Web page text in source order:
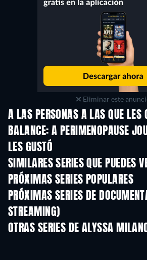
Eliminar este
A LAS PERSONAS A LAS QUE LES
BALANCE: A PERIMENOPAUSE
LES GUSTÓ
SIMILARES SERIES QUE PUEDES
TV
PRÓXIMAS SERIES POPULARES
TV
PRÓXIMAS SERIES DE
STREAMING)Temporada 1
OTRAS SERIES DE ALYSSA